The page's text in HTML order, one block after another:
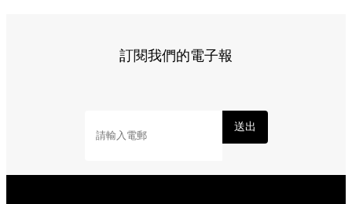
訂閱我們的電子報
送出